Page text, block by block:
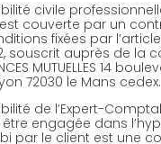
civile
couverte par un
fixées par
souscrit auprès de la
MUTUELLES 14
72030 le Mans cedex.
de l’Expert-
engagée dans
par le client est une